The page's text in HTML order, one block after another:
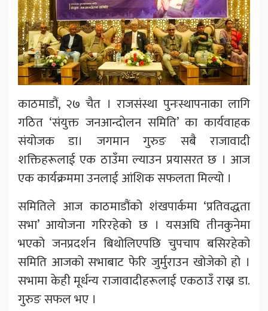
काठमाडौं, २७ चैत । राजसंस्था पुनःस्थापनाका लागि
गठित ‘संयुक्त जनआन्दोलन समिति’ का कार्यवाहक
संयोजक डा। जगमान गुरुङ सबै राजावादी
शक्तिहरूलाई एक ठाउँमा ल्याउन प्रयासरत छ । आज
एक कार्यक्रममा उनलाई आंशिक सफलता मिल्यो ।
समितिले आज काठमाडौंको शंखपार्कमा ‘प्रतिवद्धता
सभा’ आयोजना गरिरहेको छ । यसअघि तीनकुनेमा
भएको जनप्रदर्शन बिथोलिएपछि चुपचाप बसिरहेको
समिति आजको सभाबाट फेरि जुर्मुराउन खोजेको हो ।
सभामा केही मूर्धन्य राजावादीहरूलाई एकठाउँ राख्न डा.
गुरुङ सफल भए ।